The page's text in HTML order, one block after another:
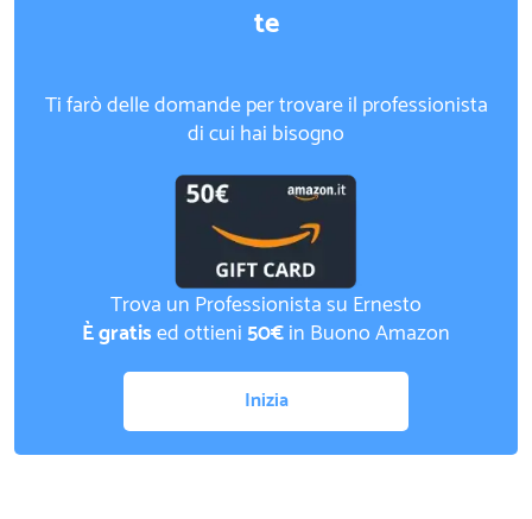
te
Ti farò delle domande per trovare il professionista
di cui hai bisogno
Trova un Professionista su Ernesto
È gratised ottieni50€in Buono Amazon
Inizia